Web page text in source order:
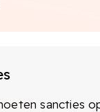
zorgen dat de
van de
sancties